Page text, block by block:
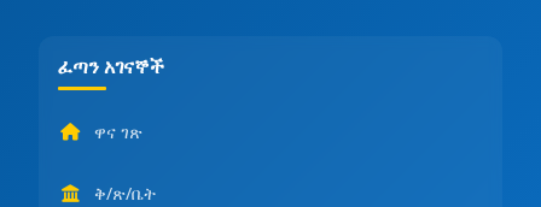
ፈጣን አገናኞች
ዋና ገጽ
ቅ/ጽ/ቤት